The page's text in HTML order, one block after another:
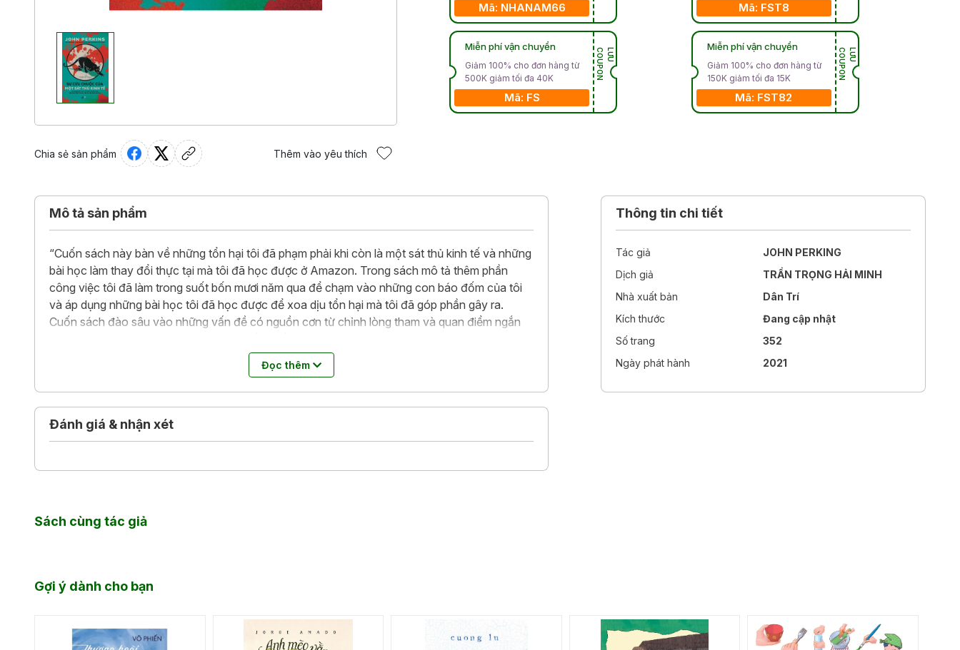
Chia sẻ sản phẩm Thêm vào yêu thích
Mã: NHANAM66
Miễn phí vận chuyển
Giảm 100% cho đơn hàng từ
500K giảm tối đa 40K
Mã: FS
L
Ư
U
C
O
U
P
O
N
Mã: FST8
Miễn phí vận chuyển
Giảm 100% cho đơn hàng từ
150K giảm tối đa 15K
Mã: FST82
L
Ư
U
C
O
U
P
O
N
Mô tả sản phẩm
“Cuốn sách này bàn về những tổn hại tôi đã phạm phải khi còn là một sát thủ kinh tế và những
bài học làm thay đổi thực tại mà tôi đã học được ở Amazon. Trong sách mô tả thêm phần
công việc tôi đã làm trong suốt bốn mươi năm qua để chạm vào những con báo đốm của tôi
và áp dụng những bài học tôi đã học được để xoa dịu tổn hại mà tôi đã góp phần gây ra.
Cuốn sách đào sâu vào những vấn đề có nguồn cơn từ chỉnh lòng tham và quan điểm ngắn
giả của tôi, có thể thực hiện để thay đổi cuộc đời mình và giúp tất cả nhân loại chúng ta sống
Đọc thêm
Đánh giá & nhận xét
Thông tin chi tiết
Tác giả
JOHN PERKING
Dịch giả
TRẦN TRỌNG HẢI MINH
Nhà xuất bản
Dân Trí
Kích thước
Đang cập nhật
Số trang
352
Ngày phát hành
2021
Sách cùng tác giả
Gợi ý dành cho bạn